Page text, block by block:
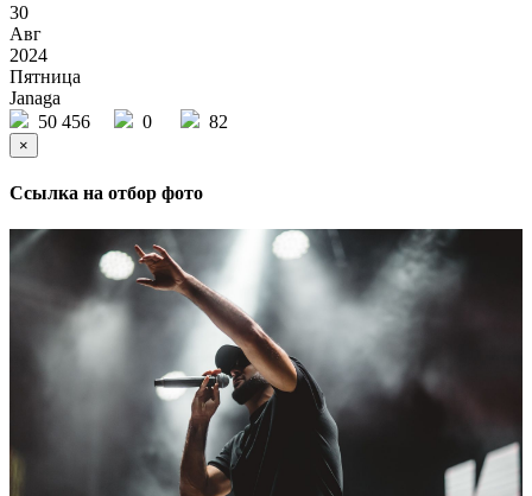
30
Авг
2024
Пятница
Janaga
50 456
0 82
×
Ссылка на отбор фото